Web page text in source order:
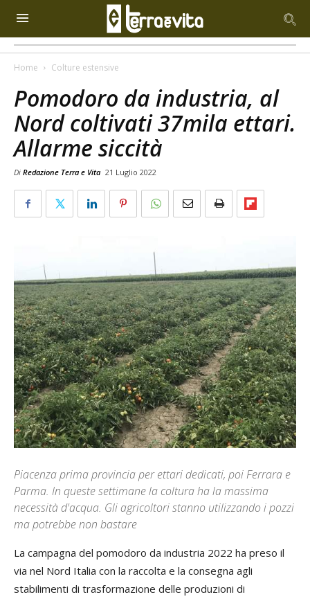
Home Colture estensive
Pomodoro da industria, al
Nord coltivati 37mila ettari.
Allarme siccità
Di Redazione Terra e Vita 21 Luglio 2022
Piacenza prima provincia per ettari dedicati, poi Ferrara e
Parma. In queste settimane la coltura ha la massima
necessità d'acqua. Gli agricoltori stanno utilizzando i pozzi
ma potrebbe non bastare
La campagna del pomodoro da industria 2022 ha preso il
via nel Nord Italia con la raccolta e la consegna agli
stabilimenti di trasformazione delle produzioni di